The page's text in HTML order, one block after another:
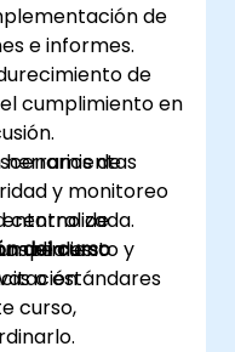
de
e informes.
de
cumplimiento en
herramientas
y monitoreo
centralizada.
y
o estándares
de
de
reales.
del curso
curso,